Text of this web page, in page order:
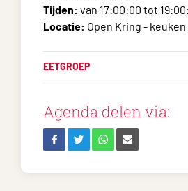
Tijden: van 17:00:00 tot
Locatie: Open Kring -
EETGROEP
Agenda delen via: